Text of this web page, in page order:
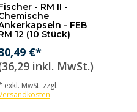
- RM II -
- FEB
12 (10 Stück)
€*
inkl. MwSt.)
exkl. MwSt. zzgl.